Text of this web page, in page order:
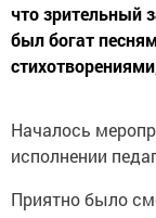
что зрительный
был богат
Началось
исполнении
Приятно было